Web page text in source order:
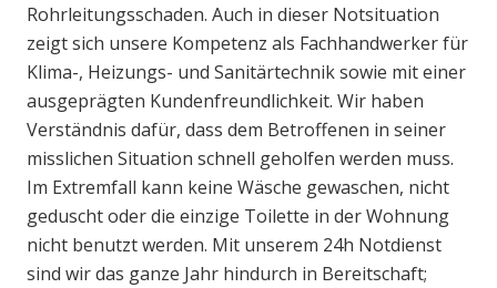
Rohrleitungsschaden. Auch in dieser Notsituation
zeigt sich unsere Kompetenz als Fachhandwerker für
Klima-, Heizungs- und Sanitärtechnik sowie mit einer
ausgeprägten Kundenfreundlichkeit. Wir haben
Verständnis dafür, dass dem Betroffenen in seiner
misslichen Situation schnell geholfen werden muss.
Im Extremfall kann keine Wäsche gewaschen, nicht
geduscht oder die einzige Toilette in der Wohnung
nicht benutzt werden. Mit unserem 24h Notdienst
sind wir das ganze Jahr hindurch in Bereitschaft;